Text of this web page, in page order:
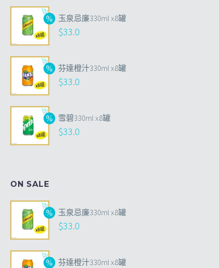
玉泉忌廉330ml x8罐
$33.0
芬達橙汁330ml x8罐
$33.0
雪碧330ml x8罐
$33.0
ON SALE
玉泉忌廉330ml x8罐
$33.0
芬達橙汁330ml x8罐